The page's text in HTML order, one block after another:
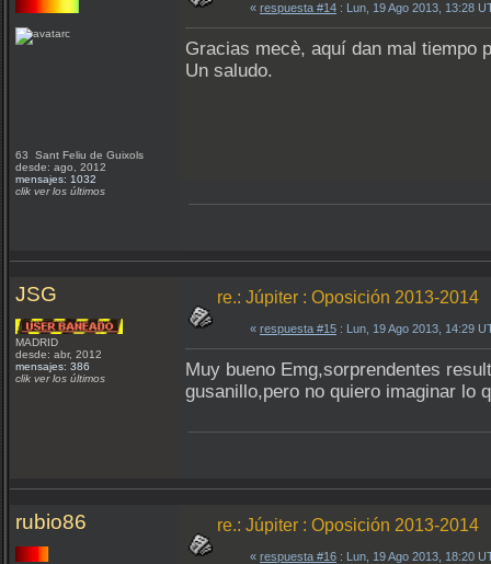
63 Sant Feliu de Guixols
desde: ago, 2012
mensajes: 1032
clik ver los últimos
« respuesta #14 : Lun, 19 Ago 2013, 13:28
Gracias mecè, aquí dan mal tiempo
Un saludo.
JSG
MADRID
desde: abr, 2012
mensajes: 386
clik ver los últimos
re.: Júpiter : Oposición 2013-2014
« respuesta #15 : Lun, 19 Ago 2013, 14:29
Muy bueno Emg,sorprendentes
gusanillo,pero no quiero imaginar lo
rubio86 re.: Júpiter : Oposición 2013-2014
« respuesta #16 : Lun, 19 Ago 2013, 18:20